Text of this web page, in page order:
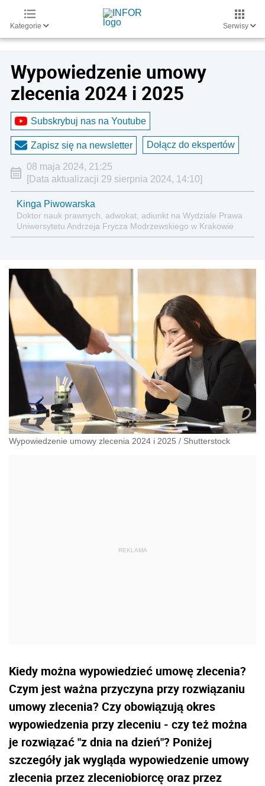
Kategorie Serwisy
Wypowiedzenie umowy
zlecenia 2024 i 2025
Subskrybuj nas na Youtube
Zapisz się na newsletter Dołącz do ekspertów
08 maja 2024, 21:25
[Data aktualizacji 29 sierpnia 2024, 14:10]
Kinga Piwowarska
Doktor nauk prawnych, adwokat, adiunkt na Wydziale Prawa
Uniwersytetu Andrzeja Frycza Modrzewskiego w Krakowie
oraz Rzecznik Akademicki ds. równego traktowania i
administracyjnoprawnych aspektach związanych z pracą i
pomocą socjalną.
Wypowiedzenie umowy zlecenia 2024 i 2025 / Shutterstock
Kiedy można wypowiedzieć umowę zlecenia?
Czym jest ważna przyczyna przy rozwiązaniu
umowy zlecenia? Czy obowiązują okres
wypowiedzenia przy zleceniu - czy też można
je rozwiązać "z dnia na dzień"? Poniżej
szczegóły jak wygląda wypowiedzenie umowy
zlecenia przez zleceniobiorcę oraz przez